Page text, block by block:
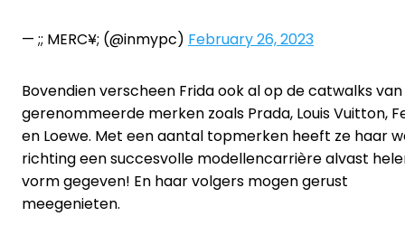
— ;; MERC¥; (@inmypc) February 26, 2023
Bovendien verscheen Frida ook al op de catwalks van
gerenommeerde merken zoals Prada, Louis Vuitton,
en Loewe. Met een aantal topmerken heeft ze haar
richting een succesvolle modellencarrière alvast
vorm gegeven! En haar volgers mogen gerust
meegenieten.